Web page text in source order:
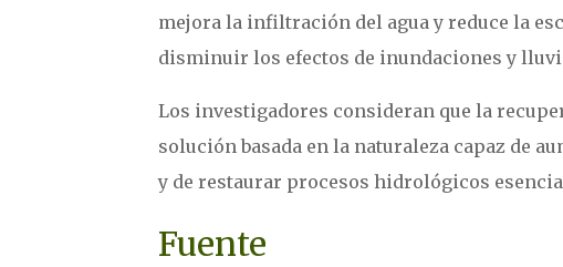
mejora la infiltración del agua y reduce la
disminuir los efectos de inundaciones y
Los investigadores consideran que la
solución basada en la naturaleza capaz de
y de restaurar procesos hidrológicos
Fuente